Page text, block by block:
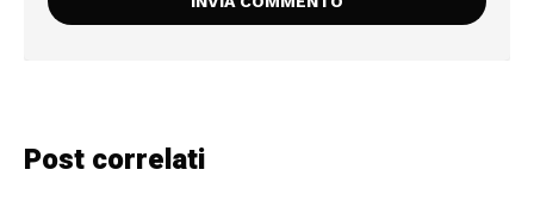
Post correlati